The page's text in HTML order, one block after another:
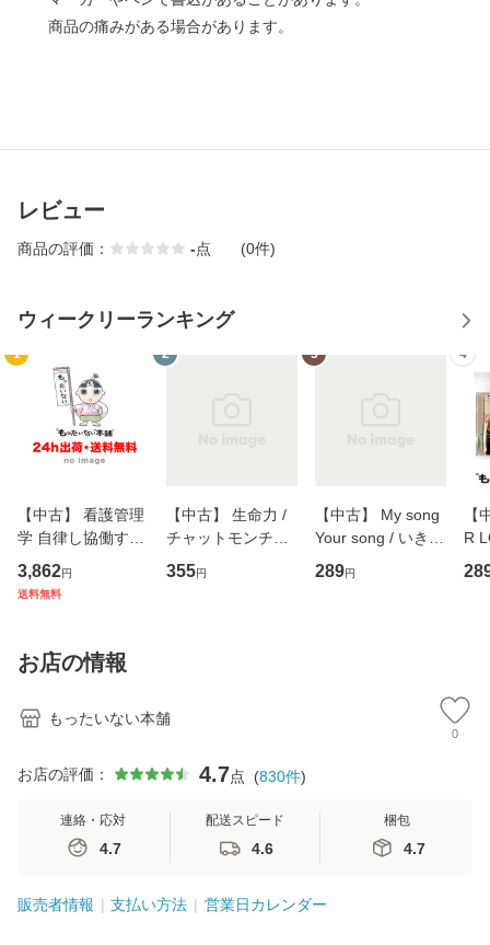
商品の痛みがある場合があります。
レビュー
商品の評価： -点 (0件)
ウィークリーランキング
1
【中古】 看護管理
学 自律し協働する
専門職の看護マネ
ジメントスキル 改
恵 藤本幸三 / 南江
堂 [単行
3,862円
送料無料
2
【中古】 生命力 /
チャットモンチー /
キューンレコード
[CD]【メール便送
355円
3
【中古】 My song
Your song / いきも
のがかり / [CD]
【メール便送料無
289円
4
【
R
産
お店の情報
もったいない本舗
0
お店の評価： 4.7点 (830件)
連絡・応対
4.7
配送スピード
4.6
梱包
4.7
販売者情報 支払い方法 営業日カレンダー